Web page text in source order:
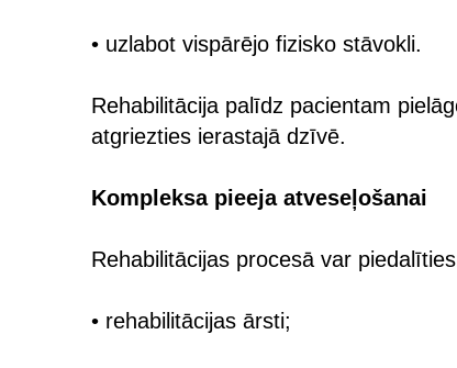
• uzlabot vispārējo fizisko stāvokli.
Rehabilitācija palīdz pacientam
atgriezties ierastajā dzīvē.
Kompleksa pieeja atveseļošanai
Rehabilitācijas procesā var
• rehabilitācijas ārsti;